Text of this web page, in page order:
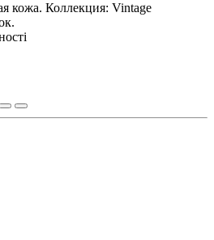
кожа. Коллекция: Vintage